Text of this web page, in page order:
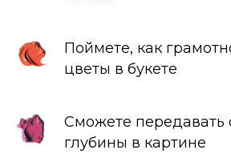
Поймете, как
цветы в букете
Сможете
глубины в картине